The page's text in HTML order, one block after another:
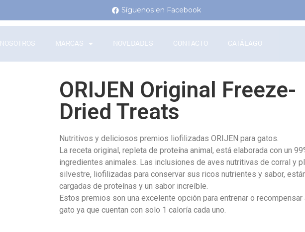
Síguenos en Facebook
NOSOTROS MARCAS NOVEDADES CONTACTO CATÁLAGO
ORIJEN Original Freeze-
Dried Treats
Nutritivos y deliciosos premios liofilizadas ORIJEN para gatos.
La receta original, repleta de proteína animal, está elaborada con un
ingredientes animales. Las inclusiones de aves nutritivas de corral y
silvestre, liofilizadas para conservar sus ricos nutrientes y sabor,
cargadas de proteínas y un sabor increíble.
Estos premios son una excelente opción para entrenar o recompensar
gato ya que cuentan con solo 1 caloría cada uno.